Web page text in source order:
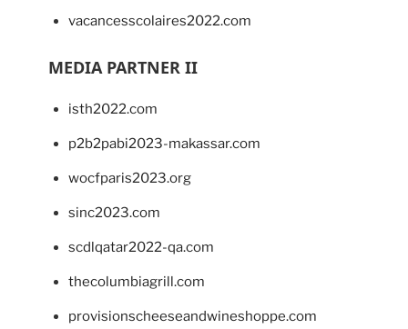
vacancesscolaires2022.com
MEDIA PARTNER II
isth2022.com
p2b2pabi2023-makassar.com
wocfparis2023.org
sinc2023.com
scdlqatar2022-qa.com
thecolumbiagrill.com
provisionscheeseandwineshoppe.com